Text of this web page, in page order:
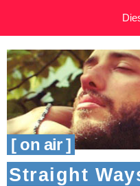
[ on air ]
Straight